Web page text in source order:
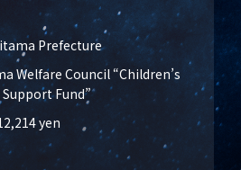
Prefecture
Welfare Council “Children’s
Fund”
yen